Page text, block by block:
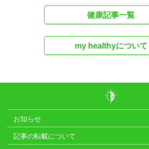
健康記事一覧
my healthyについて
お知らせ
記事の転載について